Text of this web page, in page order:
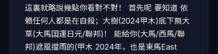
這裏就略說幾點你看對不對！ 首先呢 要知道 依
賴任何人都是在自殺；大樹(2024甲木)底下無大
草(大馬囯運日元/聯邦)！ 能給你(大馬/西馬/聯
邦)遮風擋雨的(甲木 2024年，也是東馬East